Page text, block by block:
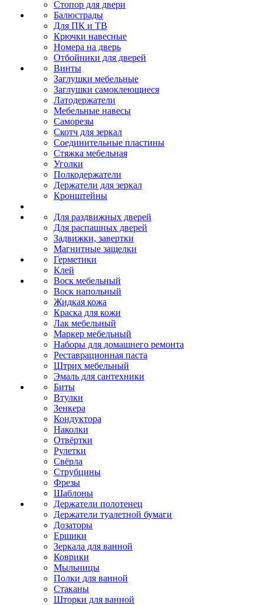
Стопор для двери
Балюстрады
Для ПК и ТВ
Крючки навесные
Номера на дверь
Отбойники для дверей
Винты
Заглушки мебельные
Заглушки самоклеющиеся
Латодержатели
Мебельные навесы
Саморезы
Скотч для зеркал
Соединительные пластины
Стяжка мебельная
Уголки
Полкодержатели
Держатели для зеркал
Кронштейны
Для раздвижных дверей
Для распашных дверей
Задвижки, завертки
Магнитные защелки
Герметики
Клей
Воск мебельный
Воск напольный
Жидкая кожа
Краска для кожи
Лак мебельный
Маркер мебельный
Наборы для домашнего ремонта
Реставрационная паста
Штрих мебельный
Эмаль для сантехники
Биты
Втулки
Зенкера
Кондуктора
Наколки
Отвёртки
Рулетки
Свёрла
Струбцины
Фрезы
Шаблоны
Держатели полотенец
Держатели туалетной бумаги
Дозаторы
Ершики
Зеркала для ванной
Коврики
Мыльницы
Полки для ванной
Стаканы
Шторки для ванной